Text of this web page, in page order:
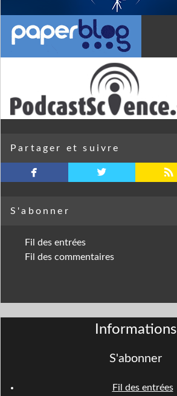
Partager et suivre
facebook twitterbird rss
S'abonner
Fil des entrées
Fil des commentaires
Informations
S'abonner
Fil des entrées